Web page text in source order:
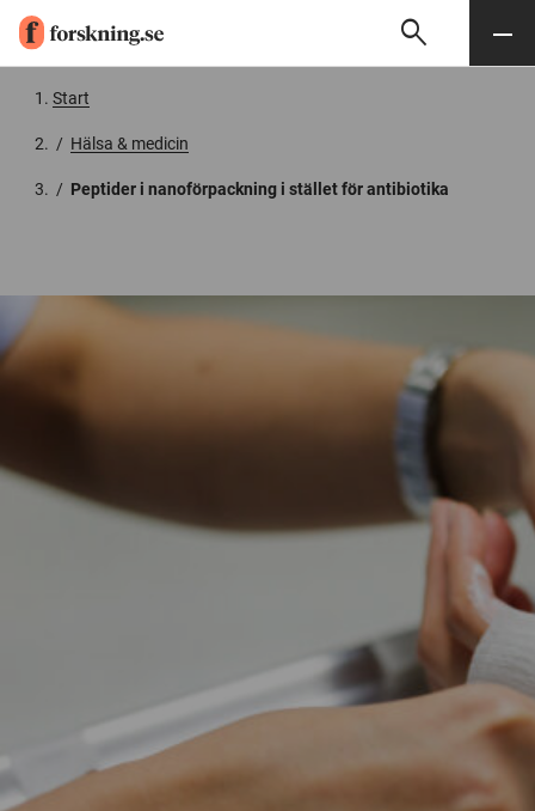
Söksearch Meny
Start
/ Hälsa & medicin
/ Peptider i nanoförpackning i stället för antibiotika